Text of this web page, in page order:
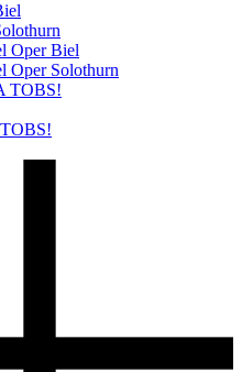
Oper Biel
Oper Solothurn
TOBS!